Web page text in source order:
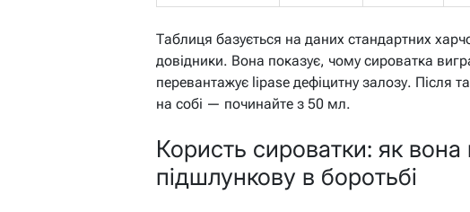
Таблиця базується на даних стандартних
довідники. Вона показує, чому сироватка
перевантажує lipase дефіцитну залозу. Після
на собі — починайте з 50 мл.
Користь сироватки: як вона
підшлункову в боротьбі